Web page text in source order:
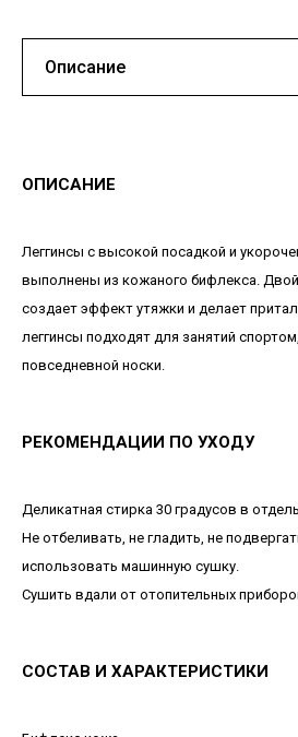
ОПИСАНИЕ
Леггинсы с высокой посадкой и
выполнены из кожаного бифлекса.
создает эффект утяжки и делает
леггинсы подходят для занятий
повседневной носки.
РЕКОМЕНДАЦИИ ПО УХОДУ
Деликатная стирка 30 градусов в
Не отбеливать, не гладить, не
использовать машинную сушку.
Сушить вдали от отопительных
СОСТАВ И ХАРАКТЕРИСТИКИ